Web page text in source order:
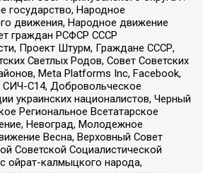
государство, Народное
движения, Народное движение
граждан РСФСР СССР
Проект Штурм, Граждане СССР,
Светлых Родов, Совет Советских
Meta Platforms Inc, Facebook,
СИЧ-С14, Добровольческое
украинских националистов, Черный
Региональное Всетатарское
Невоград, Молодежное
Весна, Верховный Совет
Советской Социалистической
ойрат-калмыцкого народа,